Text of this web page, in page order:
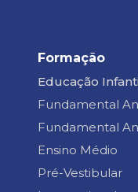
Formação
Educação
Fundamental
Fundamental
Ensino Médio
Pré-Vestibular